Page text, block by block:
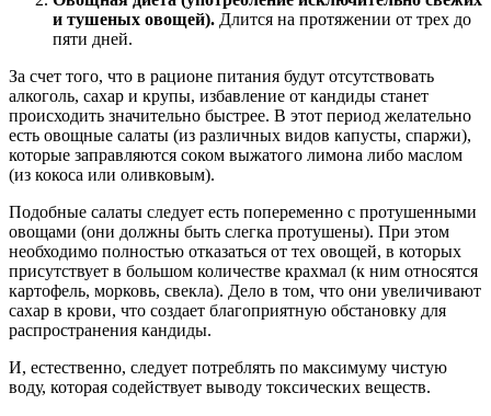
и тушеных овощей). Длится на протяжении от трех до
пяти дней.
За счет того, что в рационе питания будут отсутствовать
алкоголь, сахар и крупы, избавление от кандиды станет
происходить значительно быстрее. В этот период желательно
есть овощные салаты (из различных видов капусты, спаржи),
которые заправляются соком выжатого лимона либо маслом
(из кокоса или оливковым).
Подобные салаты следует есть попеременно с протушенными
овощами (они должны быть слегка протушены). При этом
необходимо полностью отказаться от тех овощей, в которых
присутствует в большом количестве крахмал (к ним относятся
картофель, морковь, свекла). Дело в том, что они увеличивают
сахар в крови, что создает благоприятную обстановку для
распространения кандиды.
И, естественно, следует потреблять по максимуму чистую
воду, которая содействует выводу токсических веществ.